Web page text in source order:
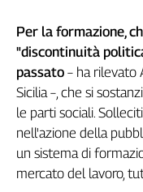
della
anni
Cgil
Collettiva
Academy
Collettiva
Per la formazione,
"discontinuità
passato – ha rilevato
Sicilia –, che si
le parti sociali.
nell'azione della
un sistema di
mercato del lavoro,